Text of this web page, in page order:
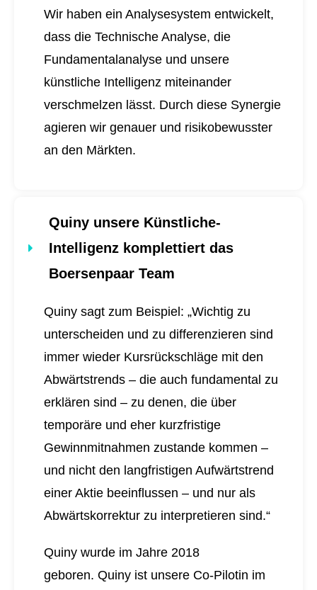
Wir haben ein Analysesystem entwickelt,
dass die Technische Analyse, die
Fundamentalanalyse und unsere
künstliche Intelligenz miteinander
verschmelzen lässt. Durch diese Synergie
agieren wir genauer und risikobewusster
an den Märkten.
Quiny unsere Künstliche-
Intelligenz komplettiert das
Boersenpaar Team
Quiny sagt zum Beispiel: „Wichtig zu
unterscheiden und zu differenzieren sind
immer wieder Kursrückschläge mit den
Abwärtstrends – die auch fundamental zu
erklären sind – zu denen, die über
temporäre und eher kurzfristige
Gewinnmitnahmen zustande kommen –
und nicht den langfristigen Aufwärtstrend
einer Aktie beeinflussen – und nur als
Abwärtskorrektur zu interpretieren sind.“
Quiny wurde im Jahre 2018
geboren. Quiny ist unsere Co-Pilotin im